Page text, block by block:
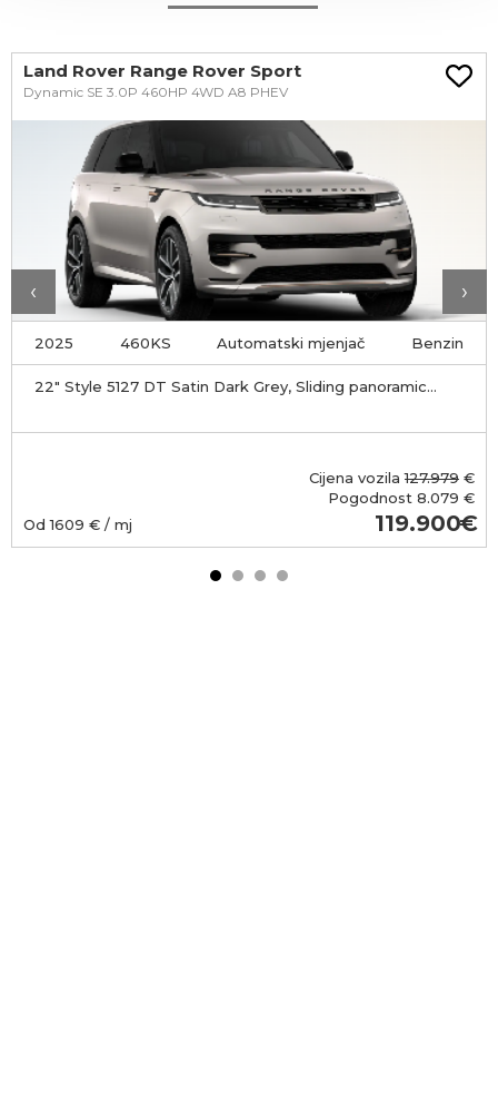
‹
Land Rover Range Rover Sport
Dynamic SE 3.0P 460HP 4WD A8 PHEV
2025 460KS Automatski mjenjač Benzin
22" Style 5127 DT Satin Dark Grey, Sliding panoramic
Cijena vozila127.979 €
Pogodnost 8.079 €
Od1609 € / mj 119.900
›